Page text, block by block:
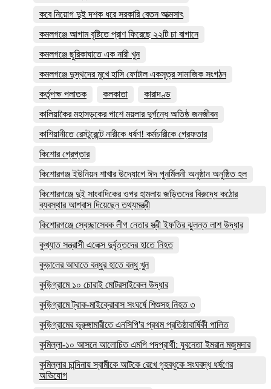
কবে নিয়োগ দুই দশক ধরে সরকারি বেতন আত্মসাৎ
কমলগঞ্জে আগাম বৃষ্টিতে প্রাণ ফিরেছে ২২টি চা বাগানে
কমলগঞ্জে ছুরিকাঘাতে এক নারী খুন
কমলগঞ্জে দুস্থদের মুখে হাসি ফোটাল একসূত্র সামাজিক সংগঠন
কর্তৃপক্ষ পলাতক
কলকাতা
কারাদণ্ড
কালিয়াকৈর মহাসড়কের পাশে ময়লার দুর্গন্ধে অতিষ্ঠ জনজীবন
কাশিয়ানীতে রেস্টুরেন্টে নারীকে ধর্ষণ! কর্মচারীকে গ্রেফতার
কিশোর গ্রেপ্তার
কিশোরগঞ্জ ইউনিয়ন শাখার উদ্যোগে ঈদ পুনর্মিলনী অনুষ্ঠান অনুষ্ঠিত হল
কিশোরগঞ্জে দুই সাংবাদিকের ওপর হামলায় জড়িতদের বিরুদ্ধে কঠোর
ব্যবস্থার আশ্বাস দিয়েছেন তথ্যমন্ত্রী
কিশোরগঞ্জে স্বেচ্ছাসেবক লীগ নেতার স্ত্রী ইফতির ঝুলন্ত লাশ উদ্ধার
কুখ্যাত সন্ত্রাসী এলেক্স দুর্বৃত্তদের হাতে নিহত
কুড়ালের আঘাতে বন্ধুর হাতে বন্ধু খুন
কুড়িগ্রামে ১০ চোরাই মোটরসাইকেল উদ্ধার
কুড়িগ্রামে ট্রাক-মাইক্রোবাস সংঘর্ষে শিশুসহ নিহত ৩
কুড়িগ্রামের ভুরুঙ্গামারীতে এনসিপি'র প্রথম প্রতিষ্ঠাবার্ষিকী পালিত
কুমিল্লা-১০ আসনে আলোচিত এমপি পদপ্রার্থী: যুবনেতা ইমরান মজুমদার
কুমিল্লার চান্দিনায় স্বামীকে আটকে রেখে গৃহবধূকে সংঘবদ্ধ ধর্ষণের
অভিযোগ